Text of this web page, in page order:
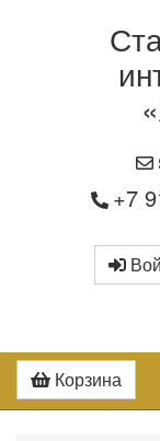
+7
Корзина